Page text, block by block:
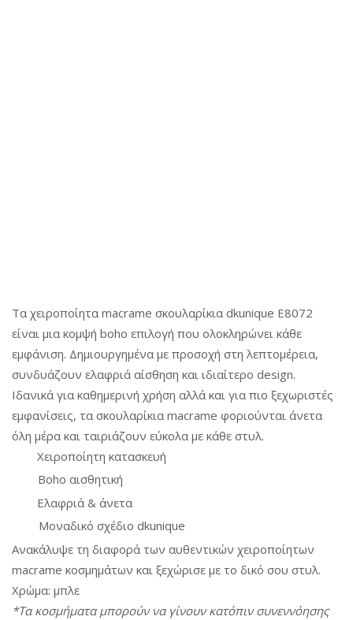
Τα χειροποίητα macrame σκουλαρίκια dkunique E8072
είναι μια κομψή boho επιλογή που ολοκληρώνει κάθε
εμφάνιση. Δημιουργημένα με προσοχή στη λεπτομέρεια,
συνδυάζουν ελαφριά αίσθηση και ιδιαίτερο design.
Ιδανικά για καθημερινή χρήση αλλά και για πιο ξεχωριστές
εμφανίσεις, τα σκουλαρίκια macrame φοριούνται άνετα
όλη μέρα και ταιριάζουν εύκολα με κάθε στυλ.
Χειροποίητη κατασκευή
Boho αισθητική
Ελαφριά & άνετα
Μοναδικό σχέδιο dkunique
Ανακάλυψε τη διαφορά των αυθεντικών χειροποίητων
macrame κοσμημάτων και ξεχώρισε με το δικό σου στυλ.
Χρώμα: μπλε
*Τα κοσμήματα μπορούν να γίνουν κατόπιν συνεννόησης